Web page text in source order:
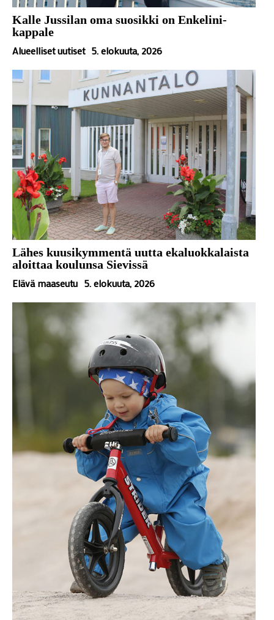
Kalle Jussilan oma suosikki on Enkelini-
kappale
Alueelliset uutiset 5. elokuuta, 2026
Lähes kuusikymmentä uutta ekaluokkalaista
aloittaa koulunsa Sievissä
Elävä maaseutu 5. elokuuta, 2026